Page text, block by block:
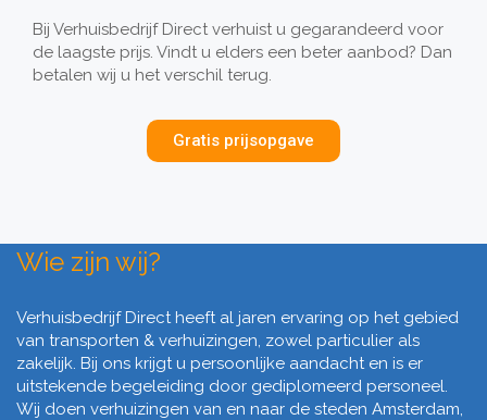
Bij Verhuisbedrijf Direct verhuist u gegarandeerd voor
de laagste prijs. Vindt u elders een beter aanbod? Dan
betalen wij u het verschil terug.
Gratis prijsopgave
Wie zijn wij?
Verhuisbedrijf Direct heeft al jaren ervaring op het gebied
van transporten & verhuizingen, zowel particulier als
zakelijk. Bij ons krijgt u persoonlijke aandacht en is er
uitstekende begeleiding door gediplomeerd personeel.
Wij doen verhuizingen van en naar de steden Amsterdam,